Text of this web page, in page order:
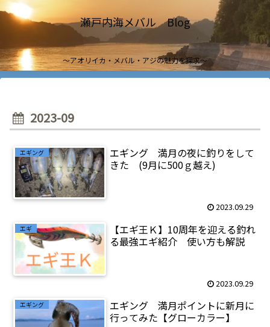
瀬戸内海メバル Blog
～アオリイカ・メバル・アジの魅力を探求～
2023-09
エギング
エギング 満月の夜に釣りをして
きた (9月に500ｇ越え)
2023.09.29
エギ
【エギ王Ｋ】10周年を迎える釣れ
る最強エギ紹介 使い方も解説
2023.09.29
エギング
エギング 満月ポイントに新月に
行ってみた【グローカラー】